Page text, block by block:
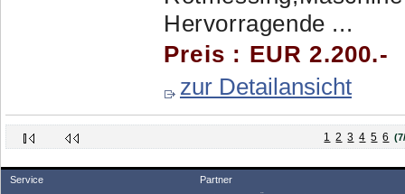
Hervorragende ...
Preis : EUR 2.200.-
zur Detailansicht
1 2 3 4 5 6
Service Partner